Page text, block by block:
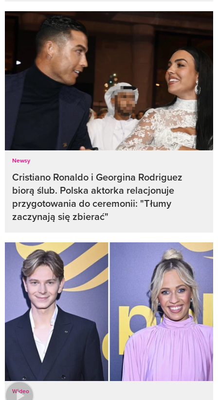
Newsy
Cristiano Ronaldo i Georgina Rodriguez
biorą ślub. Polska aktorka relacjonuje
przygotowania do ceremonii: "Tłumy
zaczynają się zbierać"
Wideo